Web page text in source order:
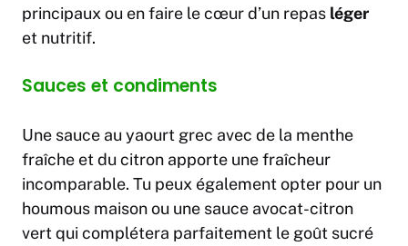
principaux ou en faire le cœur d’un repas léger
et nutritif.
Sauces et condiments
Une sauce au yaourt grec avec de la menthe
fraîche et du citron apporte une fraîcheur
incomparable. Tu peux également opter pour un
houmous maison ou une sauce avocat-citron
vert qui complétera parfaitement le goût sucré